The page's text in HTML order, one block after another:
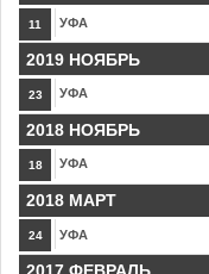
11 УФА
2019 НОЯБРЬ
23 УФА
2018 НОЯБРЬ
18 УФА
2018 МАРТ
24 УФА